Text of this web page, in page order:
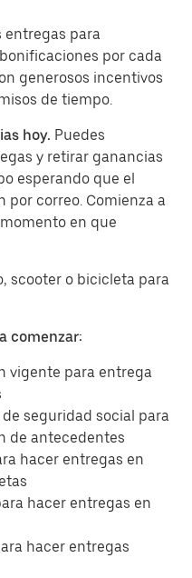
entregas para
por cada
generosos incentivos
de tiempo.
hoy. Puedes
y retirar ganancias
esperando que el
por correo. Comienza a
en que
scooter o bicicleta para
comenzar:
vigente para entrega
seguridad social para
de antecedentes
hacer entregas en
hacer entregas en
hacer entregas